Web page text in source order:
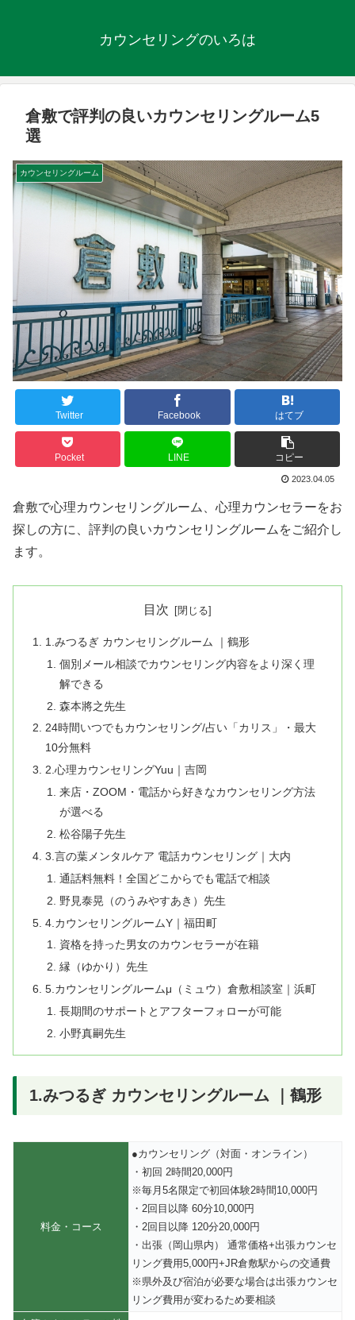
カウンセリングのいろは
倉敷で評判の良いカウンセリングルーム5
選
カウンセリングルーム
Twitter Facebook はてブ
Pocket LINE コピー
2023.04.05
倉敷で心理カウンセリングルーム、心理カウンセラーをお
探しの方に、評判の良いカウンセリングルームをご紹介し
ます。
目次
1.みつるぎ カウンセリングルーム ｜鶴形
個別メール相談でカウンセリング内容をより深く理
解できる
森本將之先生
24時間いつでもカウンセリング/占い「カリス」・最大
10分無料
2.​心理カウンセリングYuu｜吉岡
来店・ZOOM・電話から好きなカウンセリング方法
が選べる
松谷陽子先生
3.言の葉メンタルケア 電話カウンセリング｜大内
通話料無料！全国どこからでも電話で相談
野見泰晃（のうみやすあき）先生
4.カウンセリングルームY｜福田町
資格を持った男女のカウンセラーが在籍
縁（ゆかり）先生
5.カウンセリングルームμ（ミュウ）倉敷相談室｜浜町
長期間のサポートとアフターフォローが可能
小野真嗣先生
1.みつるぎ カウンセリングルーム ｜鶴形
料金・コース
●カウンセリング（対面・オンライン）
・初回 2時間20,000円
※毎月5名限定で初回体験2時間10,000円
・2回目以降 60分10,000円
・2回目以降 120分20,000円
・出張（岡山県内） 通常価格+出張カウンセ
リング費用5,000円+JR倉敷駅からの交通費
※県外及び宿泊が必要な場合は出張カウンセ
リング費用が変わるため要相談